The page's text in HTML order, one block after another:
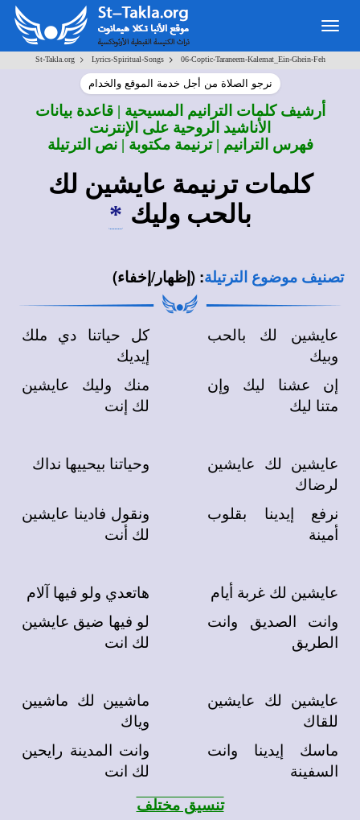
St-Takla.org> Lyrics-Spiritual-Songs> 06-Coptic-Taraneem-Kalemat_Ein-Ghein-Feh
نرجو الصلاة من أجل خدمة الموقع والخدام
أرشيف كلمات الترانيم المسيحية | قاعدة بيانات
الأناشيد الروحية على الإنترنت
فهرس الترانيم | ترنيمة مكتوبة | نص الترتيلة
كلمات ترنيمة عايشين لك
بالحب وليك *
تصنيف موضوع الترتيلة: (إظهار/إخفاء)
عايشين لك بالحب
وبيك
كل حياتنا دي ملك
إيديك
إن عشنا ليك وإن
متنا ليك
منك وليك عايشين
لك إنت
عايشين لك عايشين
لرضاك
وحياتنا بيحييها نداك
نرفع إيدينا بقلوب
أمينة
ونقول فادينا عايشين
لك أنت
عايشين لك غربة أيام
هاتعدي ولو فيها آلام
وانت الصديق وانت
الطريق
لو فيها ضيق عايشين
لك انت
عايشين لك عايشين
للقاك
ماشيين لك ماشيين
وياك
ماسك إيدينا وانت
السفينة
وانت المدينة رايحين
لك انت
تنسيق مختلف